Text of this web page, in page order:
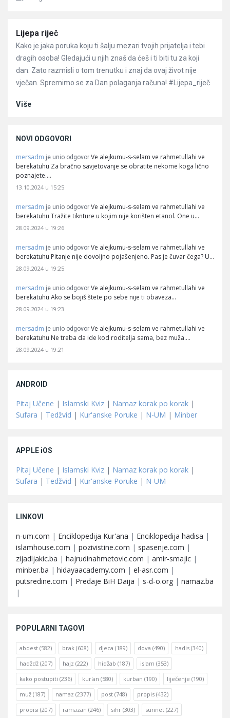
Članci
Lijepa riječ
Kako je jaka poruka koju ti šalju mezari tvojih prijatelja i tebi
dragih osoba! Gledajući u njih znaš da ćeš i ti biti tu za koji
dan. Zato razmisli o tom trenutku i znaj da ovaj život nije
vječan. Spremimo se za Dan polaganja računa! #Lijepa_riječ
Više
NOVI ODGOVORI
mersadm je unio odgovor Ve alejkumu-s-selam ve rahmetullahi ve
berekatuhu Za bračno savjetovanje se obratite nekome koga lično
poznajete.…
13.10.2024 u 15:25
mersadm je unio odgovor Ve alejkumu-s-selam ve rahmetullahi ve
berekatuhu Tražite tiknture u kojim nije korišten etanol. One u…
28.09.2024 u 19:26
mersadm je unio odgovor Ve alejkumu-s-selam ve rahmetullahi ve
berekatuhu Pitanje nije dovoljno pojašenjeno. Pas je čuvar čega? U…
28.09.2024 u 19:25
mersadm je unio odgovor Ve alejkumu-s-selam ve rahmetullahi ve
berekatuhu Ako se bojiš štete po sebe nije ti obaveza…
28.09.2024 u 19:23
mersadm je unio odgovor Ve alejkumu-s-selam ve rahmetullahi ve
berekatuhu Ne treba da ide kod roditelja sama, bez muža.…
28.09.2024 u 19:21
ANDROID
Pitaj Učene | Islamski Kviz | Namaz korak po korak |
Sufara | Tedžvid | Kur'anske Poruke | N-UM | Minber
APPLE iOS
Pitaj Učene | Islamski Kviz | Namaz korak po korak |
Sufara | Tedžvid | Kur'anske Poruke | N-UM
LINKOVI
n-um.com | Enciklopedija Kur'ana | Enciklopedija hadisa |
islamhouse.com | pozivistine.com | spasenje.com |
zijadljakic.ba | hajrudinahmetovic.com | amir-smajic |
minber.ba | hidayaacademy.com | el-asr.com |
putsredine.com | Predaje BiH Daija | s-d-o.org | namaz.ba
|
POPULARNI TAGOVI
abdest (582) brak (608) djeca (189) dova (490) hadis (340)
hadždž (207) hajz (222) hidžab (187) islam (353)
kako postupiti (236) kur'an (580) kurban (190) liječenje (190)
muž (187) namaz (2377) post (748) propis (432)
propisi (207) ramazan (246) sihr (303) sunnet (227)